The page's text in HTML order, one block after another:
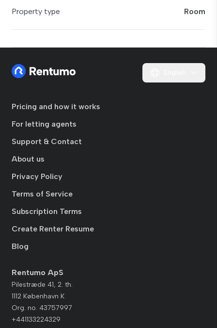
Property type
Room
Pricing and how it works
For letting agents
Support & Contact
About us
Privacy Policy
Terms of Service
Subscription Terms
Create Renter Resume
Blog
Rentumo ApS
Pilestræde 41, 2. th.
1112 København K
Org. no. 43757997
+441133224329